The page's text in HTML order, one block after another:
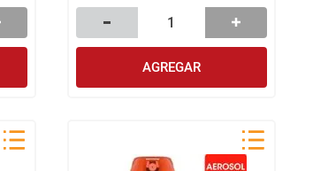
AGREGAR